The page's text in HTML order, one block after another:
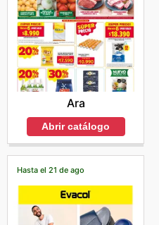
Ara
Abrir catálogo
Hasta el 21 de ago